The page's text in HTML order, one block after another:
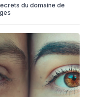
du domaine de